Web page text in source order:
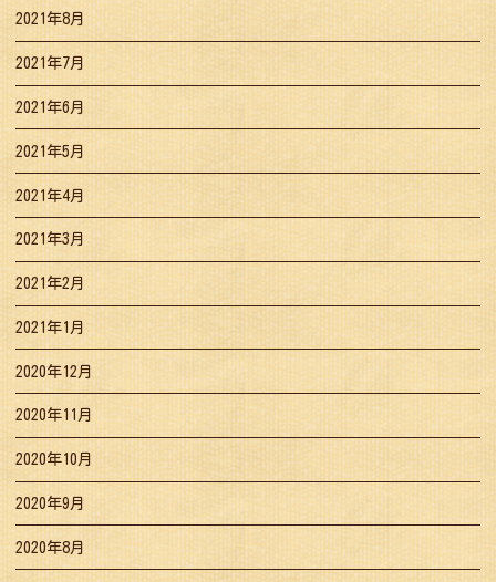
2021年8月
2021年7月
2021年6月
2021年5月
2021年4月
2021年3月
2021年2月
2021年1月
2020年12月
2020年11月
2020年10月
2020年9月
2020年8月